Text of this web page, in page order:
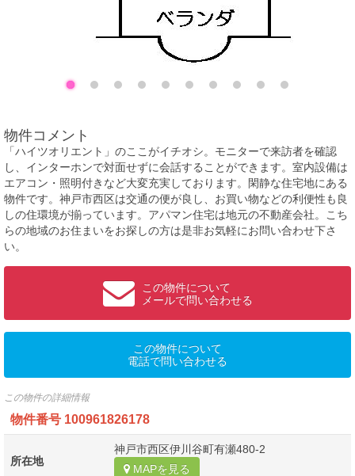
物件コメント
「ハイツオリエント」のここがイチオシ。モニターで来訪者を確認
し、インターホンで対面せずに会話することができます。室内設備は
エアコン・照明付きなど大変充実しております。閑静な住宅地にある
物件です。神戸市西区は交通の便が良し、お買い物などの利便性も良
しの住環境が揃っています。アパマン住宅は地元の不動産会社。こち
らの地域のお住まいをお探しの方は是非お気軽にお問い合わせ下さ
い。
この物件について
メールで問い合わせる
この物件について
電話で問い合わせる
この物件の詳細情報
物件番号 100961826178
所在地
神戸市西区伊川谷町有瀬480-2
MAPを見る